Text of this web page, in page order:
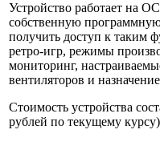
Устройство работает на
собственную
получить доступ к таким
ретро-игр, режимы
мониторинг,
вентиляторов и
Стоимость устройства
рублей по текущему